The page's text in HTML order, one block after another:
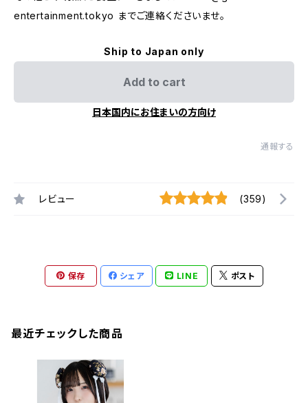
entertainment.tokyo までご連絡くださいませ。
Ship to Japan only
Add to cart
日本国内にお住まいの方向け
通報する
レビュー (359)
保存 シェア LINE ポスト
最近チェックした商品